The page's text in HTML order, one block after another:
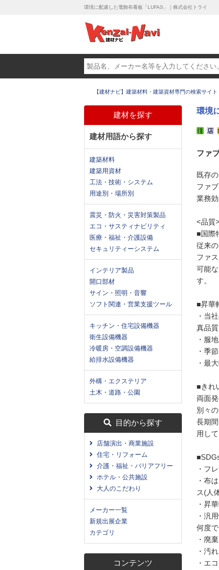
環境に配慮した電飾布看板「LUFAS」｜株式会社トライ
【建材ナビ】建築材料・建築資材専門の検索サイト
建材を探す
建材用語から探す
建築材料
建築用資材
工法・技術・システム
用途別・場所別
震災・防火・災害対策製品
エコ・サスティナビリティ
医療・福祉・介護設備
セキュリティーシステム
インテリア製品
開口部材
サイン・照明・音響
ソフト関連・営業支援ツール
キッチン・住宅設備機器
衛生設備機器
冷暖房・空調設備機器
給排水設備機器
外構・エクステリア
土木・道路・公園
目的から探す
店舗演出・商業施設
住宅・リフォーム
介護・福祉・バリアフリー
ホテル・公共施設
大人のこだわり
メーカー一覧
新規出展企業
カテゴリ
コンテンツ
環境
ファ
既存
ファ
業務
<品質
■国際
従来
ファ
可能
す。
■昇華
・当
真品質
・服
・季
・最
■きれ
両面
別々
長期
用し
・フ
・布
ス(人
・昇
・汎
何度
・廃
・汚
・エ